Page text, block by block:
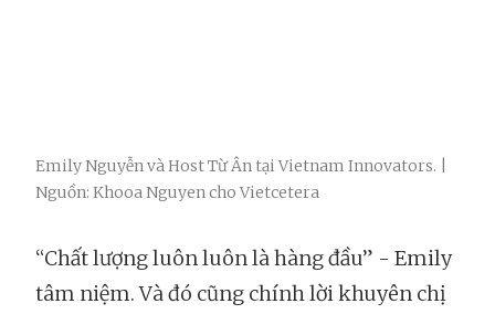
Emily Nguyễn và Host Từ Ân tại Vietnam Innovators. |
Nguồn: Khooa Nguyen cho Vietcetera
“Chất lượng luôn luôn là hàng đầu” - Emily
tâm niệm. Và đó cũng chính lời khuyên chị